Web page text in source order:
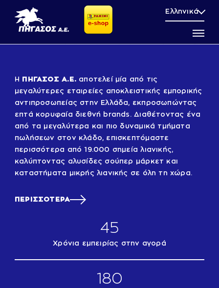
περιεχόμενο
Ελληνικά
Η ΠΗΓΑΣΟΣ Α.Ε.αποτελεί μία από τις
μεγαλύτερες εταιρείες αποκλειστικής εμπορικής
αντιπροσωπείας στην Ελλάδα, εκπροσωπώντας
επτά κορυφαία διεθνή brands. Διαθέτοντας ένα
από τα μεγαλύτερα και πιο δυναμικά τμήματα
πωλήσεων στον κλάδο, επισκεπτόμαστε
περισσότερα από 19.000 σημεία λιανικής,
καλύπτοντας αλυσίδες σούπερ μάρκετ και
καταστήματα μικρής λιανικής σε όλη τη χώρα.
ΠΕΡΙΣΣΟΤΕΡΑ
45
Χρόνια εμπειρίας στην αγορά
180